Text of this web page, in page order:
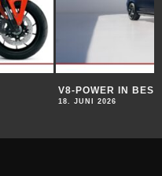
V8-POWER IN
18. JUNI 2026